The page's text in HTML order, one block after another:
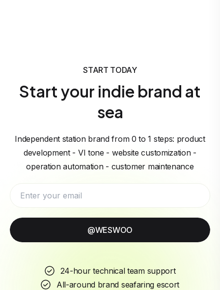
START TODAY
Start your indie brand at
sea
Independent station brand from 0 to 1 steps: product
development - VI tone - website customization -
operation automation - customer maintenance
@WESWOO
24-hour technical team support
All-around brand seafaring escort